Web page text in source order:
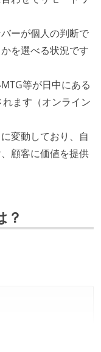
ーが個人の判断で
を選べる状況です
等が日中にある
ます（オンライン
変動しており、自
顧客に価値を提供
？